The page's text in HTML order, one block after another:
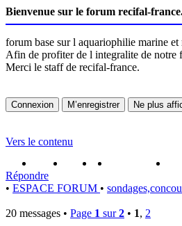
Bienvenue sur le forum recifal-
forum base sur l aquariophilie marine et
Afin de profiter de l integralite de notre
Merci le staff de recifal-france.
Vers le contenu
portail
forum faq m'enregister
Répondre
• ESPACE FORUM •
20 messages • Page 1 sur2 • 1, 2